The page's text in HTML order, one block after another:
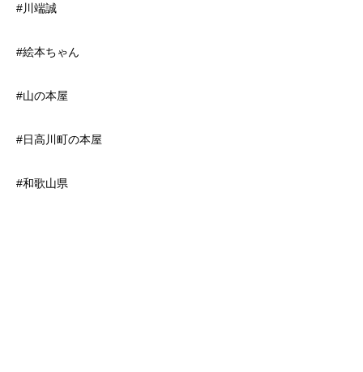
#川端誠
#絵本ちゃん
#山の本屋
#日高川町の本屋
#和歌山県